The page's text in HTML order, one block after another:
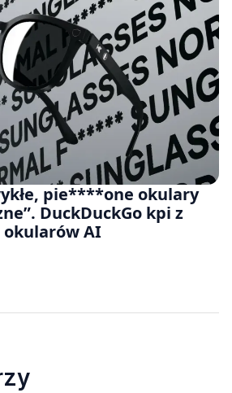
pie****one okulary
DuckDuckGo kpi z
AI